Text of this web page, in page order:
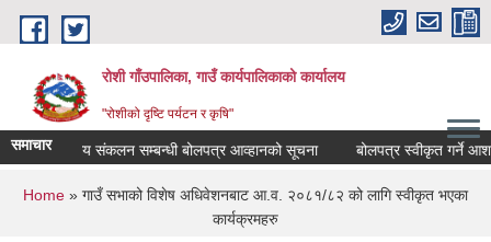
Skip to main content
रोशी गाँउपालिका, गाउँ कार्यपालिकाको कार्यालय
"रोशीको दृष्टि पर्यटन र कृषि"
समाचार
आन्तरिक आय संकलन सम्बन्धी बोलपत्र आव्हानको सूचना बोलपत्र स्वीकृत गर्ने
You are here
Home » गाउँ सभाको विशेष अधिवेशनबाट आ.व. २०८१/८२ को लागि स्वीकृत भएका
कार्यक्रमहरु